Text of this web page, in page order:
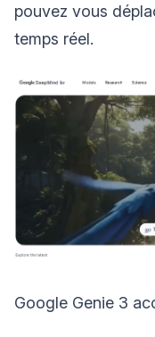
pouvez vous
temps réel.
Google Genie 3